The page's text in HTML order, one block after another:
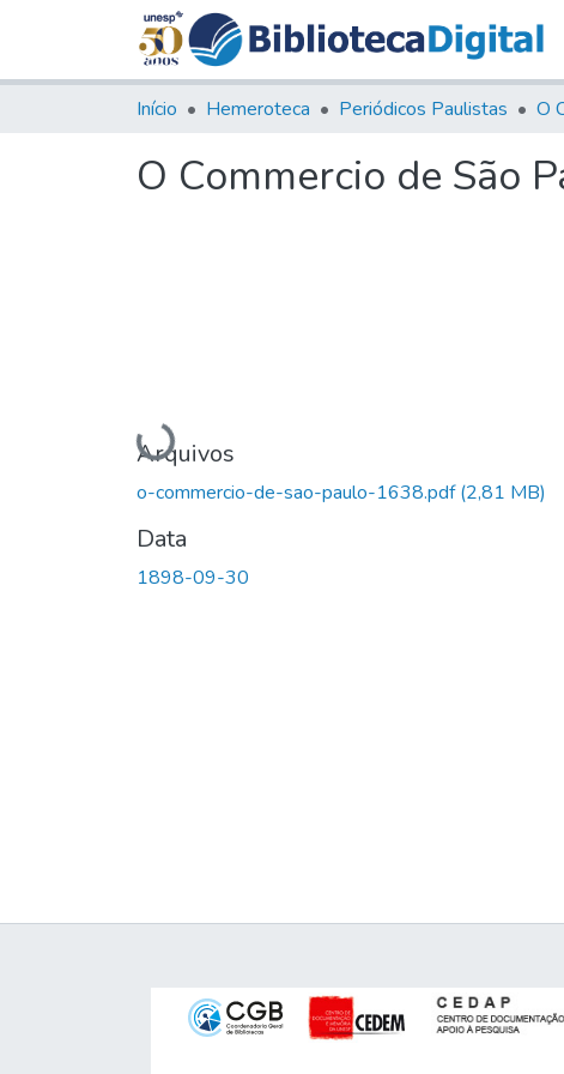
Início Hemeroteca Periódicos Paulistas O
O Commercio de São
Carregando...
Arquivos
o-commercio-de-sao-paulo-1638.pdf(2,81 MB)
Data
1898-09-30